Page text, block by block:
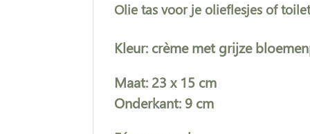
Olie tas voor je olieflesjes of
Kleur: crème met grijze
Maat: 23 x 15 cm
Onderkant: 9 cm